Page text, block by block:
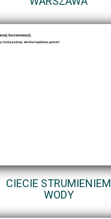
CIECIE STRUMIENIEM
WODY